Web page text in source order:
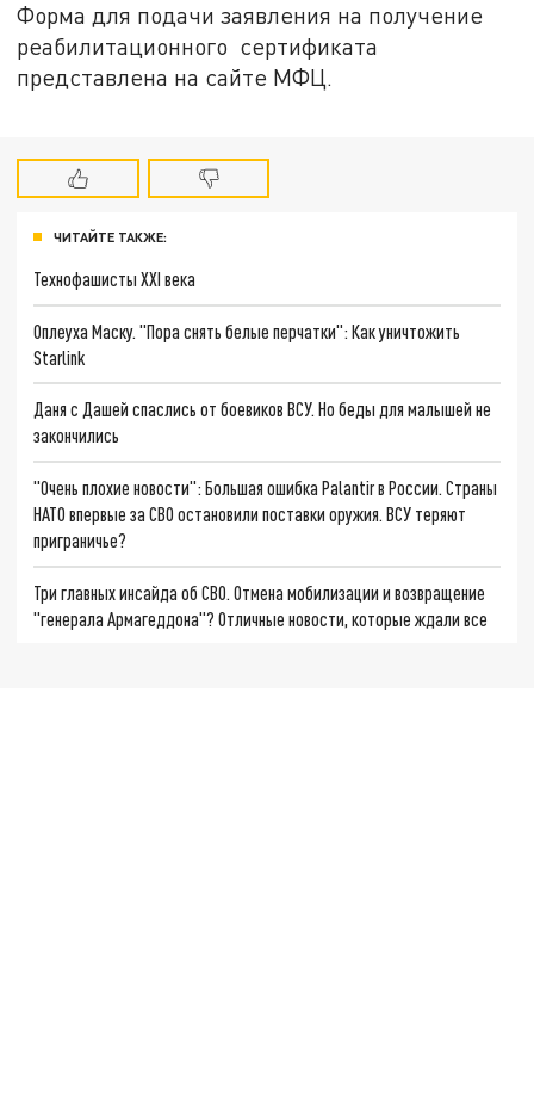
Форма для подачи заявления на получение
реабилитационного сертификата
представлена на сайте МФЦ.
ЧИТАЙТЕ ТАКЖЕ:
Технофашисты XXI века
Оплеуха Маску. "Пора снять белые перчатки": Как уничтожить
Starlink
Даня с Дашей спаслись от боевиков ВСУ. Но беды для малышей не
закончились
"Очень плохие новости": Большая ошибка Palantir в России. Страны
НАТО впервые за СВО остановили поставки оружия. ВСУ теряют
приграничье?
Три главных инсайда об СВО. Отмена мобилизации и возвращение
"генерала Армагеддона"? Отличные новости, которые ждали все